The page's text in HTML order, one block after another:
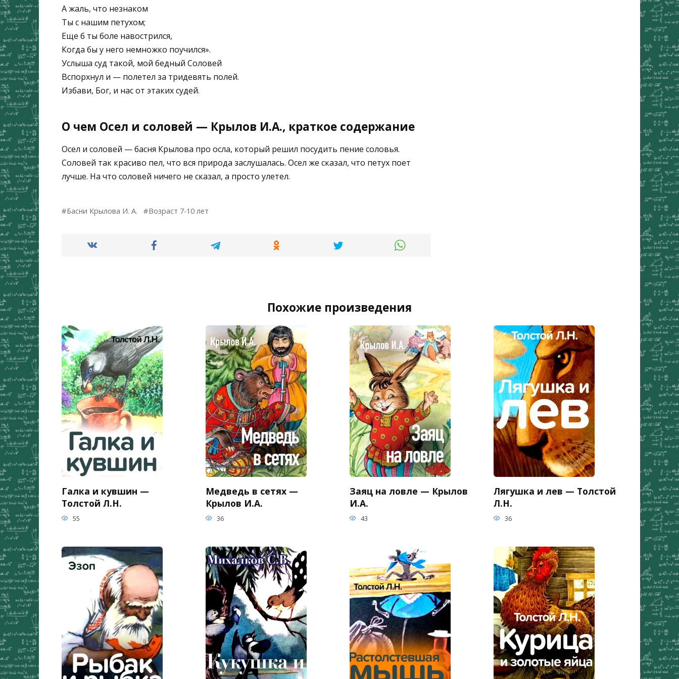
А жаль, что незнаком
Ты с нашим петухом;
Еще б ты боле навострился,
Когда бы у него немножко поучился».
Услыша суд такой, мой бедный Соловей
Вспорхнул и — полетел за тридевять полей.
Избави, Бог, и нас от этаких судей.
О чем Осел и соловей — Крылов И.А., краткое содержание
Осел и соловей — басня Крылова про осла, который решил посудить пение соловья.
Соловей так красиво пел, что вся природа заслушалась. Осел же сказал, что петух поет
лучше. На что соловей ничего не сказал, а просто улетел.
Басни Крылова И. А. Возраст 7-10 лет
Похожие произведения
Галка и кувшин —
Толстой Л.Н.
55
Медведь в сетях —
Крылов И.А.
36
Заяц на ловле — Крылов
И.А.
43
Лягушка и лев — Толстой
Л.Н.
36